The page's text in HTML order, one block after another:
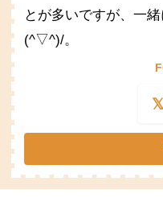
とが多いですが、一
(^▽^)/。